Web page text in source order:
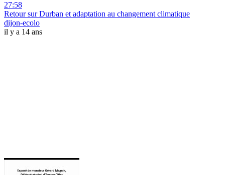
27:58
Retour sur Durban et adaptation au changement climatique
dijon-ecolo
il y a 14 ans